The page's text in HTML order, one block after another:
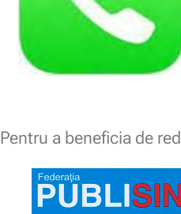
Pentru a beneficia de